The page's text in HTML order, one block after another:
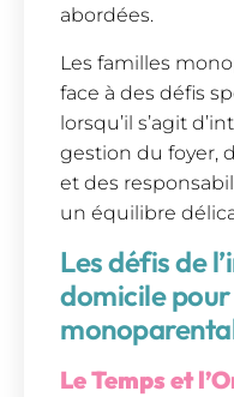
abordées.
Les familles
face à des défis
lorsqu’il s’agit
gestion du foyer,
et des
un équilibre
Les défis de
domicile
Le Temps et